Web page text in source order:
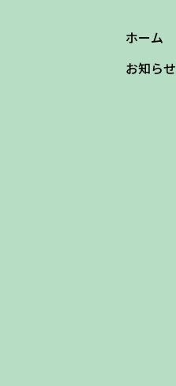
ホーム
お知らせ